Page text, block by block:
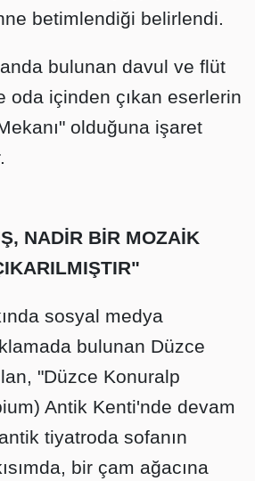
betimlendiği belirlendi.
bulunan davul ve flüt
oda içinden çıkan eserlerin
olduğuna işaret
NADİR BİR MOZAİK
sosyal medya
bulunan Düzce
"Düzce Konuralp
Antik Kenti'nde devam
tiyatroda sofanın
bir çam ağacına